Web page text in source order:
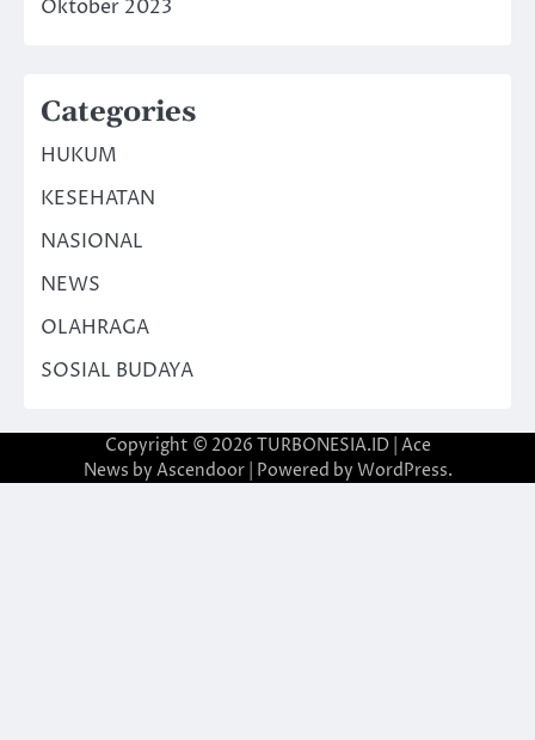
Oktober 2023
Categories
HUKUM
KESEHATAN
NASIONAL
NEWS
OLAHRAGA
SOSIAL BUDAYA
Copyright © 2026 TURBONESIA.ID| Ace
News by Ascendoor| Powered by WordPress.